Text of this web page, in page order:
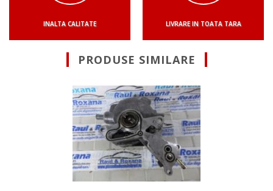
INALTA CALITATE LIVRARE IN TOATA TARA
PRODUSE SIMILARE
300 ron TVA
pompa inalta vw
1.9tdi atj cod